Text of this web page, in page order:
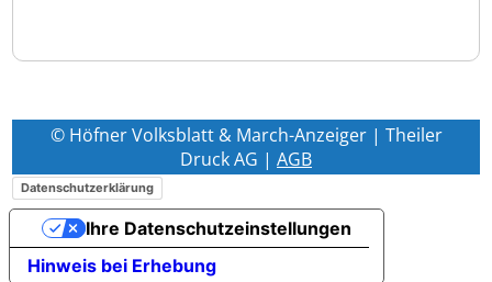
© Höfner Volksblatt & March-Anzeiger | Theiler
Druck AG | AGB
Datenschutzerklärung
Hinweis bei Erhebung
Ihre Datenschutzeinstellungen